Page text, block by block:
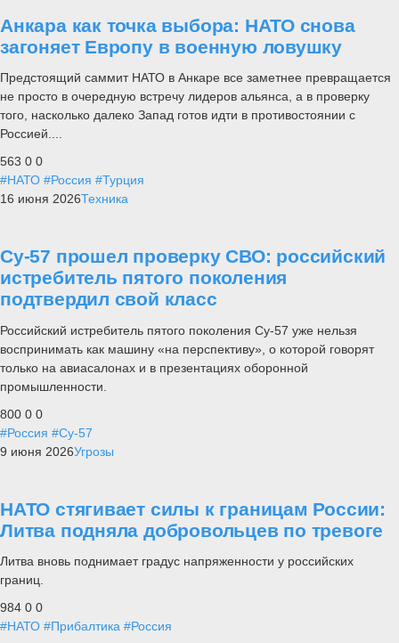
Анкара как точка выбора: НАТО снова
загоняет Европу в военную ловушку
Предстоящий саммит НАТО в Анкаре все заметнее превращается
не просто в очередную встречу лидеров альянса, а в проверку
того, насколько далеко Запад готов идти в противостоянии с
Россией....
563 0 0
#НАТО #Россия #Турция
16 июня 2026Техника
Су-57 прошел проверку СВО: российский
истребитель пятого поколения
подтвердил свой класс
Российский истребитель пятого поколения Су-57 уже нельзя
воспринимать как машину «на перспективу», о которой говорят
только на авиасалонах и в презентациях оборонной
промышленности.
800 0 0
#Россия #Су-57
9 июня 2026Угрозы
НАТО стягивает силы к границам России:
Литва подняла добровольцев по тревоге
Литва вновь поднимает градус напряженности у российских
границ.
984 0 0
#НАТО #Прибалтика #Россия